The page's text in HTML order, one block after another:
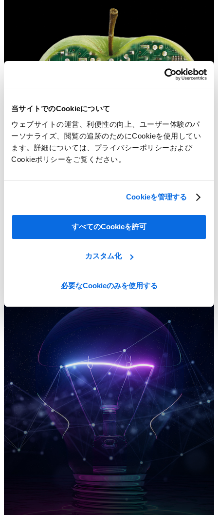
当サイトでのCookieについて
ウェブサイトの運営、利便性の向上、ユーザー体験のパ
ーソナライズ、閲覧の追跡のためにCookieを使用してい
ます。詳細については、プライバシーポリシーおよび
Cookieポリシーをご覧ください。
Cookieを管理する
すべてのCookieを許可
カスタム化
必要なCookieのみを使用する
ERPとPLMの違いを理解して、ビジネスを推進